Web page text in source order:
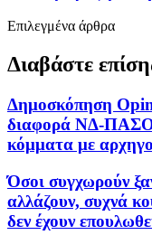
Επιλεγμένα άρθρα
Διαβάστε
Δημοσκόπηση
διαφορά ΝΔ-
κόμματα με
Όσοι συγχωρούν
αλλάζουν, συχνά
δεν έχουν